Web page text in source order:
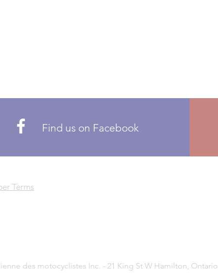
Find us on Facebook
Terms
des motocyclistes Inc. - 21 King St W Hamilton, Ontario,